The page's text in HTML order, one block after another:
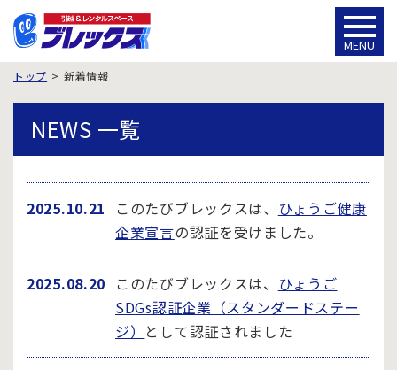
MENU
トップ 新着情報
NEWS 一覧
2025.10.21 このたびブレックスは、 ひょうご健康
企業宣言の認証を受けました。
2025.08.20 このたびブレックスは、 ひょうご
SDGs認証企業（スタンダードステー
ジ） として認証されました